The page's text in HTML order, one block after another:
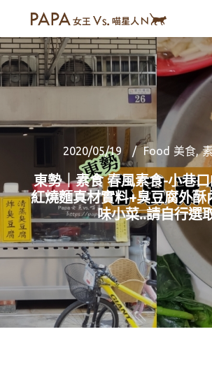
2020/05/19 Food 美食,
東勢｜素食 春風素食-小巷
紅燒麵真材實料+臭豆腐外酥
味小菜..請自行選